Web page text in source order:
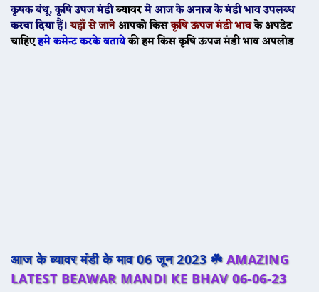
कृषक बंधू, कृषि उपज मंडीब्यावरमेआज केअनाज के मंडी भाव उपलब्ध
करवा दिया हैं। यहाँ से जानेआपको किसकृषि ऊपज मंडी भावके अपडेट
चाहिएहमे कमेन्ट करके बतायेकी हम किस कृषि ऊपज मंडी भाव अपलोड
आज के ब्यावर मंडी के भाव 06 जून 2023 ☘️ AMAZING
LATEST BEAWAR MANDI KE BHAV 06-06-23